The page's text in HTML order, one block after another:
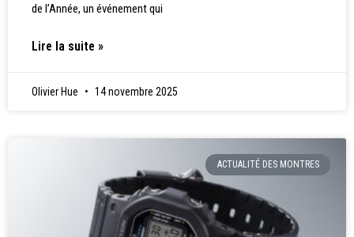
de l’Année, un événement qui
Lire la suite »
Olivier Hue 14 novembre 2025
ACTUALITÉ DES MONTRES